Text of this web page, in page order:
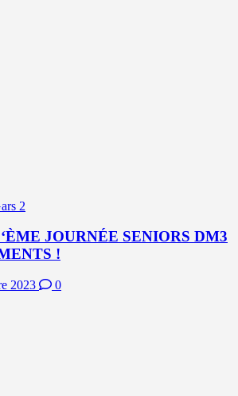
2
JOURNÉE SENIORS DM3
!
2023 0